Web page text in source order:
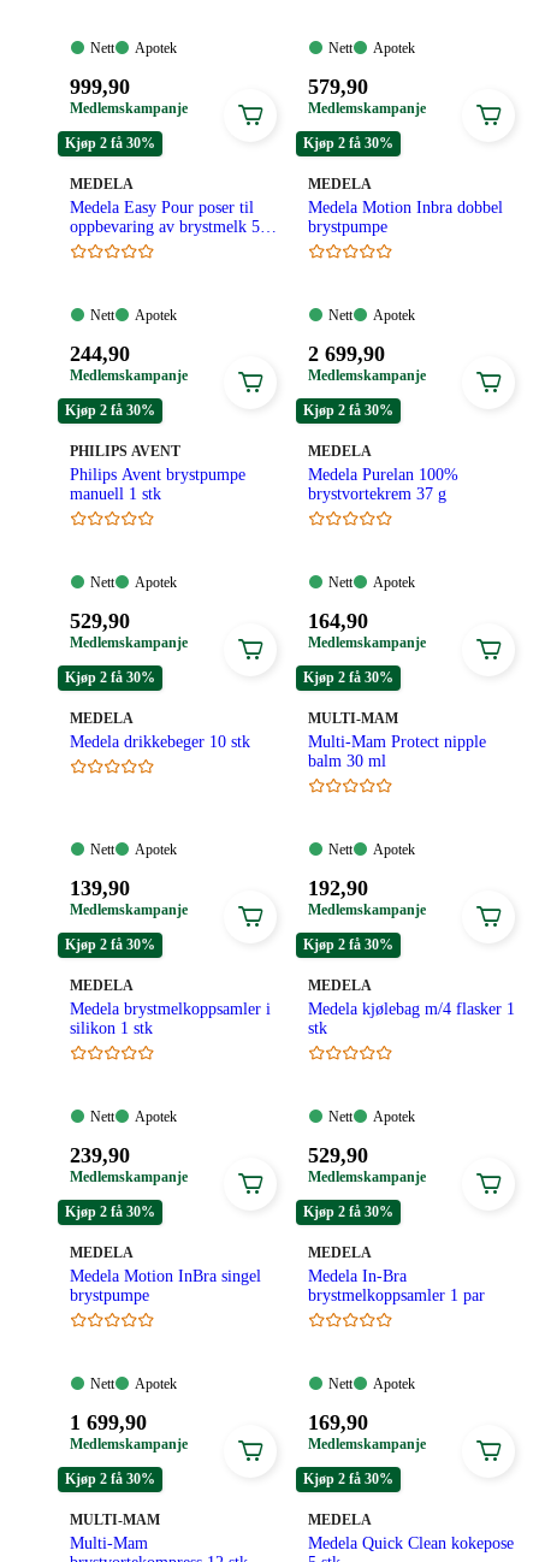
Nett:
Nett
Apotek:
Apotek
Pris:
999,90
kroner.
999,90
Medlemskampanje
Nett:
Nett
Apotek:
Apotek
Pris:
579,90
kroner.
579,90
Medlemskampanje
Kjøp 2 få 30%
MERKE:
MEDELA
Medela Easy Pour poser til
oppbevaring av brystmelk 50
stk
Nett:
Nett
Apotek:
Apotek
Pris:
244,90
kroner.
244,90
Medlemskampanje
Kjøp 2 få 30%
MERKE:
MEDELA
Medela Motion Inbra dobbel
brystpumpe
Nett:
Nett
Apotek:
Apotek
Pris:
2
699,90
kroner.
2 699,90
Medlemskampanje
Kjøp 2 få 30%
MERKE:
PHILIPS AVENT
Philips Avent brystpumpe
manuell 1 stk
Nett:
Nett
Apotek:
Apotek
Pris:
529,90
kroner.
529,90
Medlemskampanje
Kjøp 2 få 30%
MERKE:
MEDELA
Medela Purelan 100%
brystvortekrem 37 g
Nett:
Nett
Apotek:
Apotek
Pris:
164,90
kroner.
164,90
Medlemskampanje
Kjøp 2 få 30%
MERKE:
MEDELA
Medela drikkebeger 10 stk
Nett:
Nett
Apotek:
Apotek
Pris:
139,90
kroner.
139,90
Medlemskampanje
Kjøp 2 få 30%
MERKE:
MULTI-MAM
Multi-Mam Protect nipple
balm 30 ml
Nett:
Nett
Apotek:
Apotek
Pris:
192,90
kroner.
192,90
Medlemskampanje
Kjøp 2 få 30%
MERKE:
MEDELA
Medela brystmelkoppsamler i
silikon 1 stk
Nett:
Nett
Apotek:
Apotek
Pris:
239,90
kroner.
239,90
Medlemskampanje
Kjøp 2 få 30%
MERKE:
MEDELA
Medela kjølebag m/4 flasker 1
stk
Nett:
Nett
Apotek:
Apotek
Pris:
529,90
kroner.
529,90
Medlemskampanje
Kjøp 2 få 30%
MERKE:
MEDELA
Medela Motion InBra singel
brystpumpe
Nett:
Nett
Apotek:
Apotek
Pris:
1
699,90
kroner.
1 699,90
Medlemskampanje
Kjøp 2 få 30%
MERKE:
MEDELA
Medela In-Bra
brystmelkoppsamler 1 par
Nett:
Nett
Apotek:
Apotek
Pris:
169,90
kroner.
169,90
Medlemskampanje
Kjøp 2 få 30%
MERKE:
MULTI-MAM
Multi-Mam
Kjøp 2 få 30%
MERKE:
MEDELA
Medela Quick Clean kokepose